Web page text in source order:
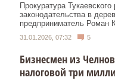
Прокуратура
законодательства в
предприниматель Роман
31.01.2026, 07:32 5
Бизнесмен из
налоговой три